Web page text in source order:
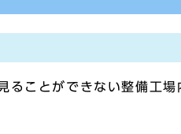
ることができない整備工場